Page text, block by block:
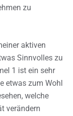
zu
aktiven
Sinnvolles zu
1 ist ein sehr
etwas zum Wohl
welche
verändern